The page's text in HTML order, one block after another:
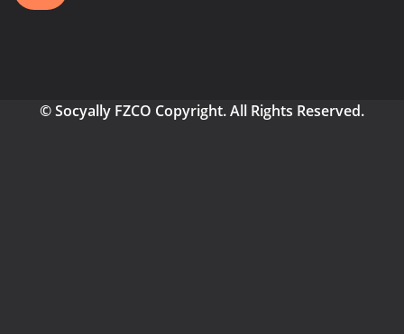
© Socyally FZCO Copyright. All Rights Reserved.